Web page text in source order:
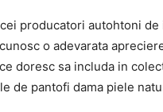
producatori autohtoni de
o adevarata
doresc sa includa in
de pantofi dama piele